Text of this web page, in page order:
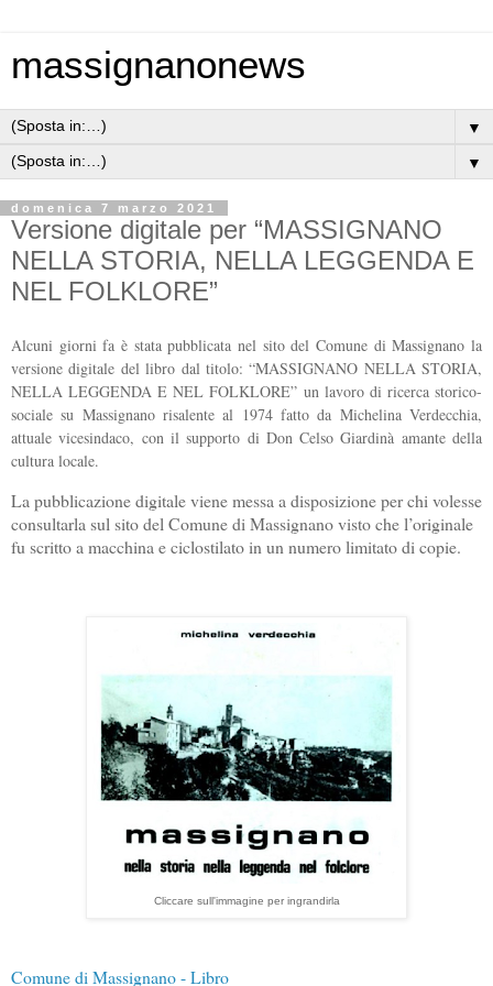
massignanonews
▼
▼
domenica 7 marzo 2021
Versione digitale per “MASSIGNANO
NELLA STORIA, NELLA LEGGENDA E
NEL FOLKLORE”
Alcuni giorni fa è stata pubblicata nel sito del Comune di Massignano la
versione digitale del libro dal titolo: “MASSIGNANO NELLA STORIA,
NELLA LEGGENDA E NEL FOLKLORE” un lavoro di ricerca storico-
sociale su Massignano risalente al 1974 fatto da Michelina Verdecchia,
attuale vicesindaco, con il supporto di Don Celso Giardinà amante della
cultura locale.
La pubblicazione digitale viene messa a disposizione per chi volesse
consultarla sul sito del Comune di Massignano visto che l’originale
fu scritto a macchina e ciclostilato in un numero limitato di copie.
Cliccare sull'immagine per ingrandirla
Comune di Massignano - Libro